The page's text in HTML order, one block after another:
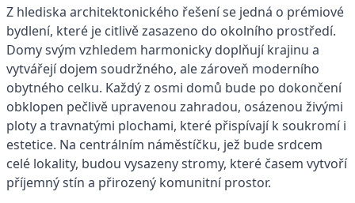
Z hlediska architektonického řešení se jedná o prémiové
bydlení, které je citlivě zasazeno do okolního prostředí.
Domy svým vzhledem harmonicky doplňují krajinu a
vytvářejí dojem soudržného, ale zároveň moderního
obytného celku. Každý z osmi domů bude po dokončení
obklopen pečlivě upravenou zahradou, osázenou živými
ploty a travnatými plochami, které přispívají k soukromí i
estetice. Na centrálním náměstíčku, jež bude srdcem
celé lokality, budou vysazeny stromy, které časem vytvoří
příjemný stín a přirozený komunitní prostor.